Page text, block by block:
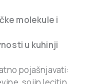
molekule i
u kuhinji
pojašnjavati: